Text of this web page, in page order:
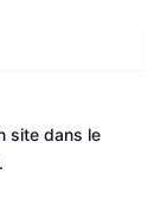
site dans le